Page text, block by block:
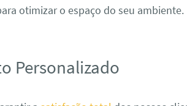
otimizar o espaço do seu ambiente.
Personalizado